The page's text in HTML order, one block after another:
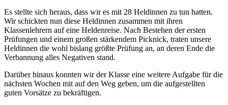
Es stellte sich heraus, dass wir es mit 28 Heldinnen zu tun hatten.
Wir schickten nun diese Heldinnen zusammen mit ihren
Klassenlehrern auf eine Heldenreise. Nach Bestehen der ersten
Prüfungen und einem großen stärkendem Picknick, traten unsere
Heldinnen die wohl bislang größte Prüfung an, an deren Ende die
Verbannung alles Negativen stand.
Darüber hinaus konnten wir der Klasse eine weitere Aufgabe für die
nächsten Wochen mit auf den Weg geben, um die aufgestellten
guten Vorsätze zu bekräftigen.